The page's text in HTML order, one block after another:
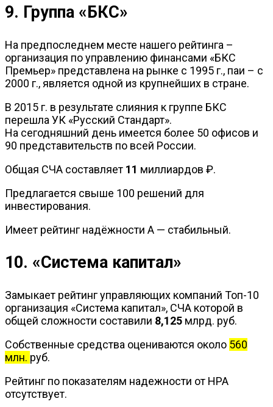
9. Группа «БКС»
На предпоследнем месте нашего рейтинга –
организация по управлению финансами «БКС
Премьер» представлена на рынке с 1995 г., паи – с
2000 г., является одной из крупнейших в стране.
В 2015 г. в результате слияния к группе БКС
перешла УК «Русский Стандарт».
На сегодняшний день имеется более 50 офисов и
90 представительств по всей России.
Общая СЧА составляет 11 миллиардов ₽.
Предлагается свыше 100 решений для
инвестирования.
Имеет рейтинг надёжности А — стабильный.
10. «Система капитал»
Замыкает рейтинг управляющих компаний Топ-10
организация «Система капитал», СЧА которой в
общей сложности составили 8,125 млрд. руб.
Собственные средства оцениваются около 560
млн. руб.
Рейтинг по показателям надежности от НРА
отсутствует.